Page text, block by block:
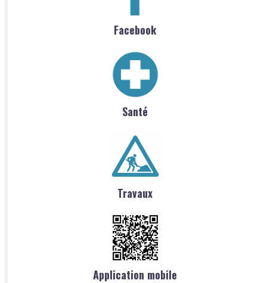
Facebook
Santé
Travaux
Application mobile